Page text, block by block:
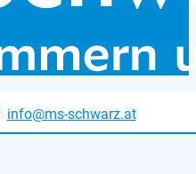
info@ms-schwarz.at